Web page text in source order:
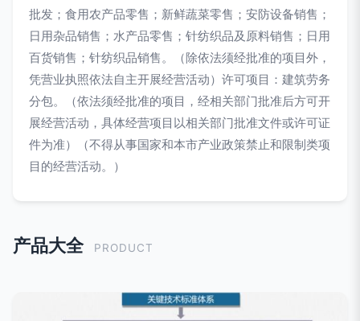
批发；食用农产品零售；新鲜蔬菜零售；安防设备销售；
日用杂品销售；水产品零售；针纺织品及原料销售；日用
百货销售；针纺织品销售。（除依法须经批准的项目外，
凭营业执照依法自主开展经营活动）许可项目：建筑劳务
分包。（依法须经批准的项目，经相关部门批准后方可开
展经营活动，具体经营项目以相关部门批准文件或许可证
件为准）（不得从事国家和本市产业政策禁止和限制类项
目的经营活动。）
产品大全 PRODUCT